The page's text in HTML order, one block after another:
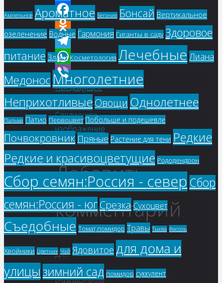
Twitter
Facebook
Odnoklassniki
Telegram
WhatsApp
Viber
Предыдущее
изображение
Следующее
изображение
Добавить
комментарий
Для
отправки
Ампельное Ароматное Бегония Бонсай Вертикальное
озеленение Водные Гармония Гиганты в саду Здоровое
питание Злаки Косметология Лечебные Лиана
МедоносМноголетние
Неприхотливые Овощи Однолетнее
Пальма Патио Первоцвет Побольше и подешевле
Почвокровник Пряные Растение для тени Редкие
Редкие и красивоцветущие Рододендрон
Сбор семян:Россия - северСбор
семян:Россия - югСрезка Сухоцвет
Съедобные Томат,помидор Травы Тыква Фасоль
Хвойники Цветник Чай Ядовитое для дома и
улицызимний сад помидор суккулент